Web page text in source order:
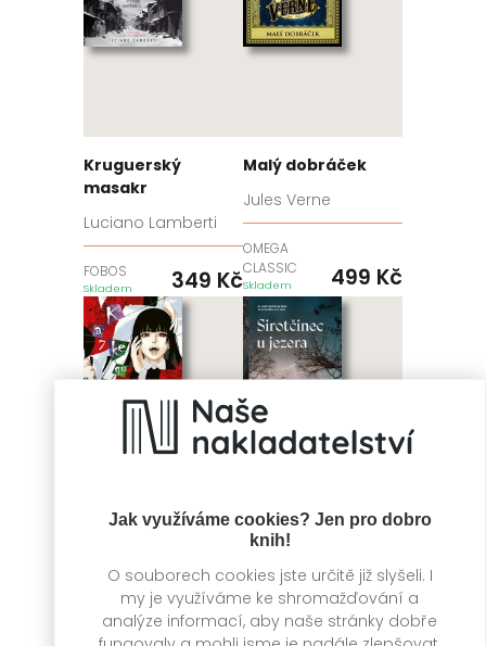
Jak využíváme cookies? Jen pro dobro
knih!
O souborech cookies jste určitě již slyšeli. I
my je využíváme ke shromažďování a
analýze informací, aby naše stránky dobře
Kruguerský
masakr
Luciano Lamberti
FOBOS
Skladem 349 Kč
Malý dobráček
Jules Verne
OMEGA
CLASSIC
Skladem 499 Kč
Kakegurui: Blázni
do hazardu 7
Homura Kawamoto,
Toru Naomura
Sirotčinec u jezera
Daniel G. Miller